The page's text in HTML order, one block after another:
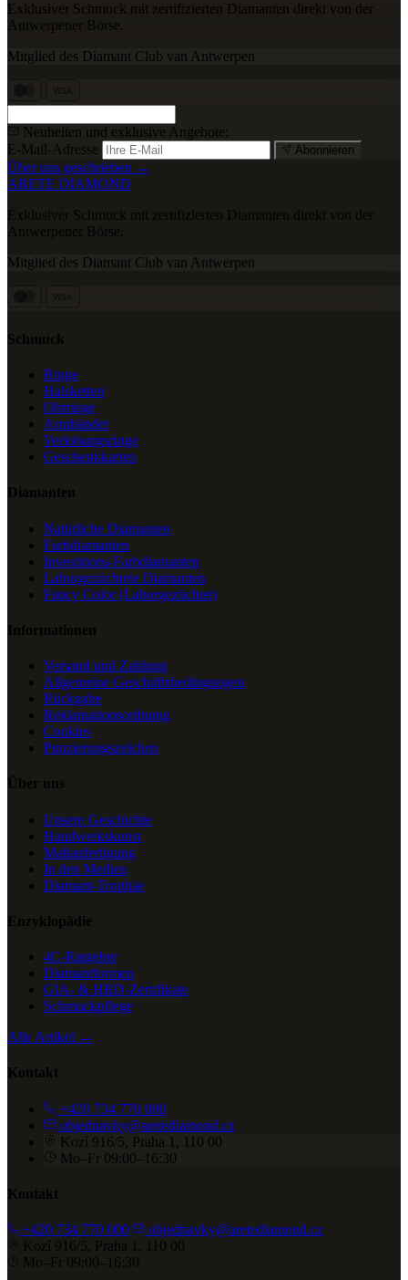
Exklusiver Schmuck mit zertifizierten Diamanten direkt von der
Antwerpener Börse.
Mitglied des Diamant Club van Antwerpen
Neuheiten und exklusive Angebote:
E-Mail-Adresse
Abonnieren
Über uns geschrieben →
ARETE DIAMOND
Exklusiver Schmuck mit zertifizierten Diamanten direkt von der
Antwerpener Börse.
Mitglied des Diamant Club van Antwerpen
Schmuck
Ringe
Halsketten
Ohrringe
Armbänder
Verlobungsringe
Geschenkkarten
Diamanten
Natürliche Diamanten
Farbdiamanten
Investitions-Farbdiamanten
Laborgezüchtete Diamanten
Fancy Color (Laborgezüchtet)
Informationen
Versand und Zahlung
Allgemeine Geschäftsbedingungen
Rückgabe
Reklamationsordnung
Cookies
Punzierungszeichen
Über uns
Unsere Geschichte
Handwerkskunst
Maßanfertigung
In den Medien
Diamant-Trophäe
Enzyklopädie
4C-Ratgeber
Diamantformen
GIA- & HRD-Zertifikate
Schmuckpflege
Alle Artikel →
Kontakt
+420 734 770 000
objednavky@aretediamond.cz
Kozí 916/5, Praha 1, 110 00
Mo–Fr 09:00–16:30
Kontakt
+420 734 770 000
objednavky@aretediamond.cz
Kozí 916/5, Praha 1, 110 00
Mo–Fr 09:00–16:30